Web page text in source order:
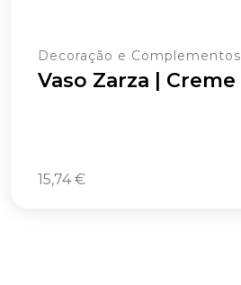
Decoração e Complementos
Vaso Zarza | Creme
15,74€